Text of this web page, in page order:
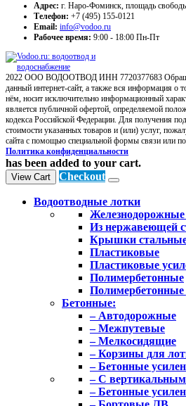
Адрес: г. Наро-Фоминск, площадь
Телефон: +7 (495) 155-0121
Email: info@vodoo.ru
Рабочее время: 9:00 - 18:00 Пн-Пт
2022 ООО ВОДООТВОД ИНН 7720377683
данный интернет-сайт, а также вся информация о
нём, носит исключительно информационный
является публичной офертой, определяемой
кодекса Российской Федерации. Для получения
стоимости указанных товаров и (или) услуг,
сайта с помощью специальной формы связи или по
Политика конфиденциальности
has been added to your cart.
View Cart Checkout
Водоотводные лотки
Из нержавеющей
Крышки
Пластиковые
Пластиковые
Полимербетонные
Полимербетонные
Бетонные:
– Автодорожные
– Межпутевые
– Мелкосидящие
– Корзины для
– Бетонные
– С
– Бетонные